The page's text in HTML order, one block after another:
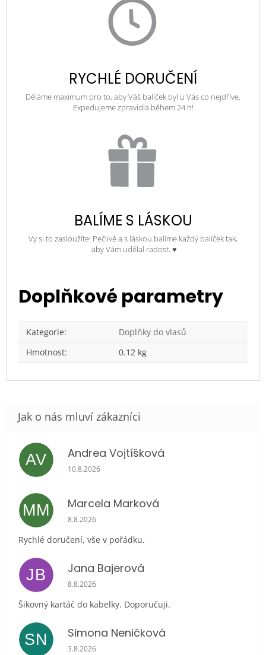
RYCHLÉ DORUČENÍ
Děláme maximum pro to, aby Váš balíček byl u Vás co nejdříve.
Expedujeme zpravidla během 24 h!
BALÍME S LÁSKOU
Vy si to zasloužíte! Pečlivě a s láskou balíme každý balíček tak,
aby Vám udělal radost. ♥
Doplňkové parametry
Kategorie:
Doplňky do vlasů
Hmotnost: 0.12 kg
AV Andrea Vojtíšková
Hodnocení obchodu je 5 z 5 hvězdiček.
10.8.2026
MM Marcela Marková
Hodnocení obchodu je 5 z 5 hvězdiček.
8.8.2026
Rychlé doručení, vše v pořádku.
JB Jana Bajerová
Hodnocení obchodu je 5 z 5 hvězdiček.
8.8.2026
Šikovný kartáč do kabelky. Doporučuji.
SN Simona Neničková
Hodnocení obchodu je 5 z 5 hvězdiček.
3.8.2026